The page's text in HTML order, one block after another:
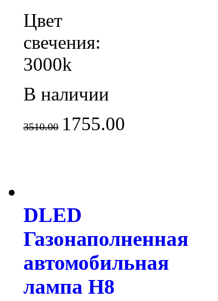
Цвет
свечения:
3000k
В наличии
3510.00 1755.00
DLED
Газонаполненная
автомобильная
лампа H8